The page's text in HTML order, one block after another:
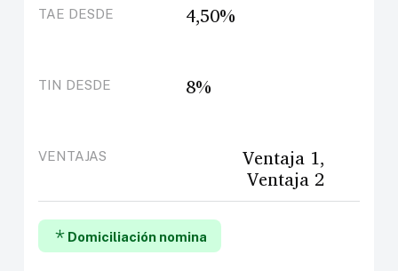
TAE DESDE
TIN DESDE
VENTAJAS
4,50%
8%
Ventaja 1,
Ventaja 2
Domiciliación nomina